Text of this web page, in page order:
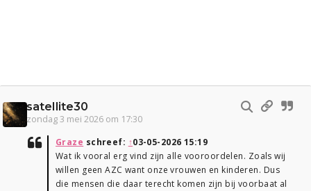
satellite30
zondag 3 mei 2026 om 17:30
Graze schreef: ↑03-05-2026 15:19
Wat ik vooral erg vind zijn alle vooroordelen. Zoals wij
willen geen AZC want onze vrouwen en kinderen. Dus
die mensen die daar terecht komen zijn bij voorbaat al